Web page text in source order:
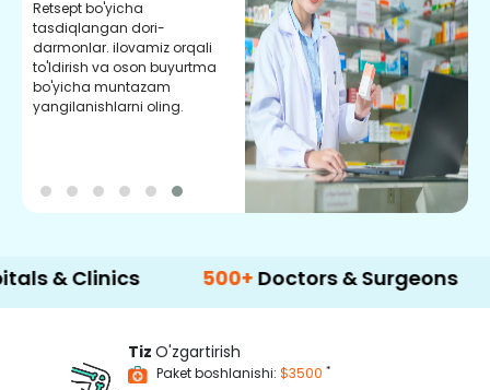
Retsept bo'yicha
tasdiqlangan dori-
darmonlar. ilovamiz orqali
to'ldirish va oson buyurtma
bo'yicha muntazam
yangilanishlarni oling.
500+ Doctors & Surgeons 14+
Tiz O'zgartirish
Paket boshlanishi: $3500 *